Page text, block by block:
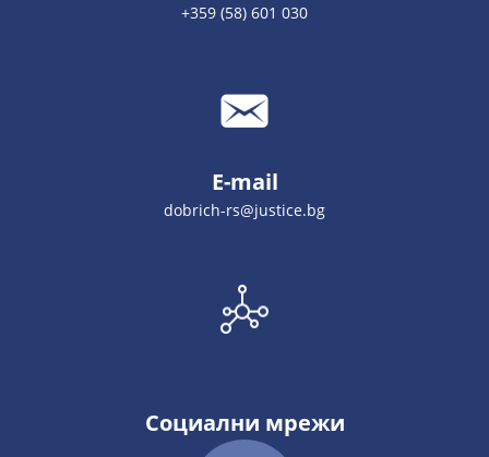
+359 (58) 601 030
E-mail
dobrich-rs@justice.bg
Социални мрежи